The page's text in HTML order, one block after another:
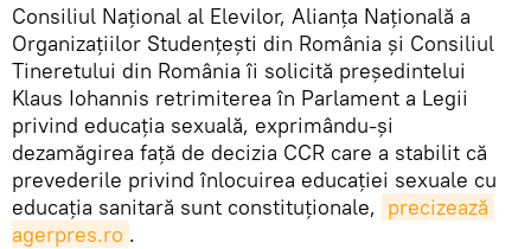
Consiliul Naţional al Elevilor, Alianţa Naţională a
Organizaţiilor Studenţeşti din România şi Consiliul
Tineretului din România îi solicită preşedintelui
Klaus Iohannis retrimiterea în Parlament a Legii
privind educaţia sexuală, exprimându-şi
dezamăgirea faţă de decizia CCR care a stabilit că
prevederile privind înlocuirea educaţiei sexuale cu
educaţia sanitară sunt constituţionale, precizează
agerpres.ro .